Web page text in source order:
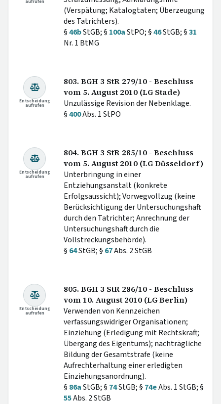
aufrufen
(Verspätung; Katalogtaten; Überzeugung
des Tatrichters).
§46bStGB; § 100aStPO; §46StGB; §31
Nr. 1 BtMG
Entscheidung
aufrufen
803. BGH 3 StR 279/10 - Beschluss
vom 5. August 2010 (LG Stade)
Unzulässige Revision der Nebenklage.
§400Abs. 1 StPO
Entscheidung
aufrufen
804. BGH 3 StR 285/10 - Beschluss
vom 5. August 2010 (LG Düsseldorf)
Unterbringung in einer
Entziehungsanstalt (konkrete
Erfolgsaussicht); Vorwegvollzug (keine
Berücksichtigung der Untersuchungshaft
durch den Tatrichter; Anrechnung der
Untersuchungshaft durch die
Vollstreckungsbehörde).
§ 64StGB; § 67Abs. 2 StGB
Entscheidung
aufrufen
805. BGH 3 StR 286/10 - Beschluss
vom 10. August 2010 (LG Berlin)
Verwenden von Kennzeichen
verfassungswidriger Organisationen;
Einziehung (Erledigung mit Rechtskraft;
Übergang des Eigentums); nachträgliche
Bildung der Gesamtstrafe (keine
Aufrechterhaltung einer erledigten
Einziehungsanordnung).
§ 86aStGB; § 74StGB; § 74eAbs. 1 StGB; §
55Abs. 2 StGB